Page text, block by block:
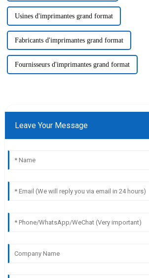
Usines d'imprimantes grand format
Fabricants d'imprimantes grand format
Fournisseurs d'imprimantes grand format
Leave Your Message